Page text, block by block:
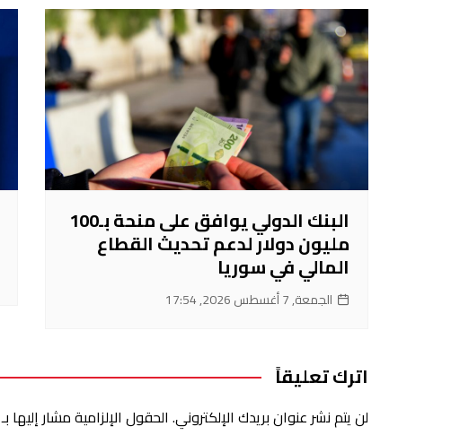
البنك الدولي يوافق على منحة بـ100
مليون دولار لدعم تحديث القطاع
المالي في سوريا
الجمعة, 7 أغسطس 2026, 17:54
اترك تعليقاً
لن يتم نشر عنوان بريدك الإلكتروني. الحقول الإلزامية مشار إليها بـ